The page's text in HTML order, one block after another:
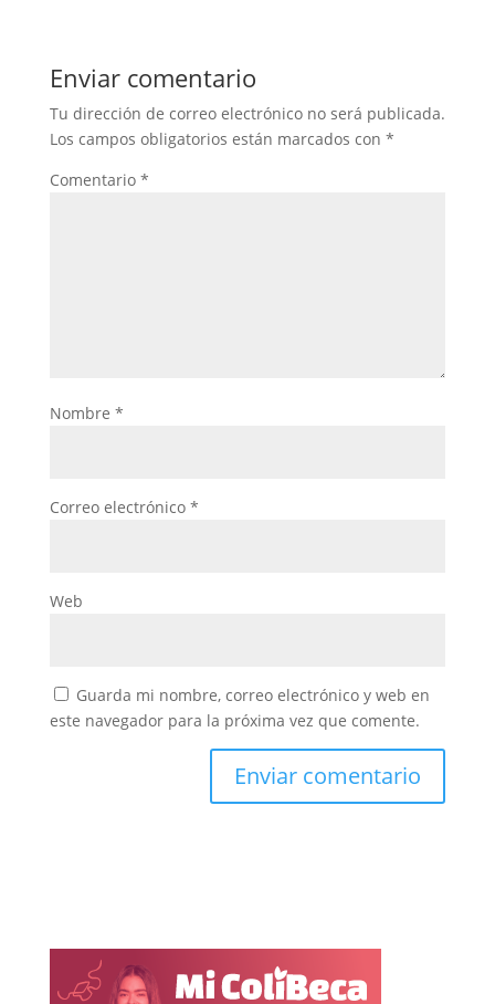
Enviar comentario
Tu dirección de correo electrónico no será publicada.
Los campos obligatorios están marcados con *
Comentario *
Nombre *
Correo electrónico *
Web
Guarda mi nombre, correo electrónico y web en
este navegador para la próxima vez que comente.